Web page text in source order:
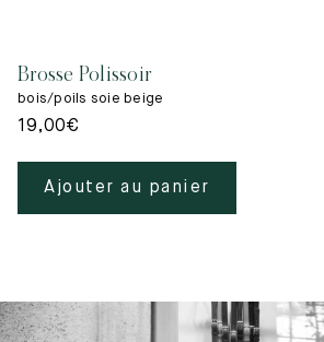
Brosse Polissoir
bois/poils soie beige
19,00€
Ajouter au panier